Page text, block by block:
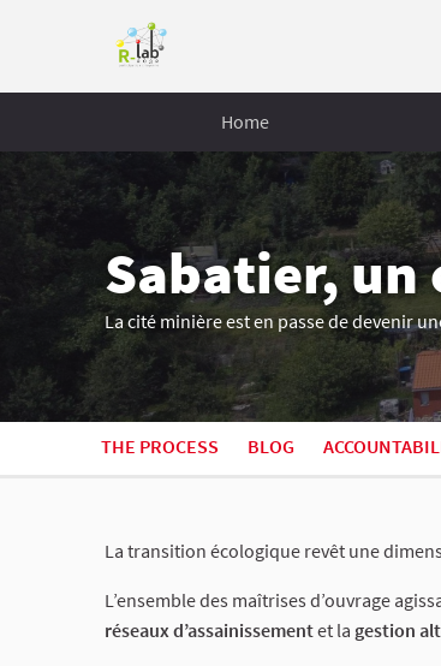
Home
Sabatier,
La cité minière est en passe de devenir
THE PROCESS BLOG
La transition écologique revêt une
L’ensemble des maîtrises d’ouvrage
réseaux d’assainissementet la gestion